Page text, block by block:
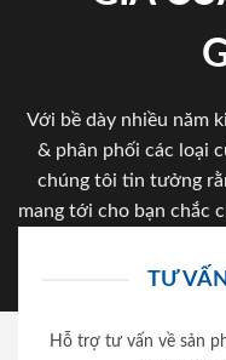
Với bề dày nhiều năm
& phân phối các loại
chúng tôi tin tưởng
mang tới cho bạn chắc
TƯ
Hỗ trợ tư vấn về sản